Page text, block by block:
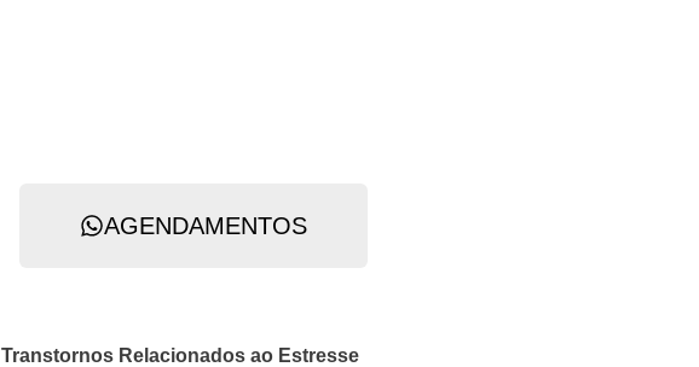
AGENDAMENTOS
Transtornos Relacionados ao Estresse